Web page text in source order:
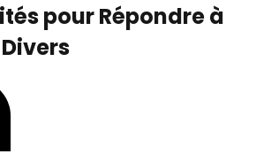
pour Répondre à